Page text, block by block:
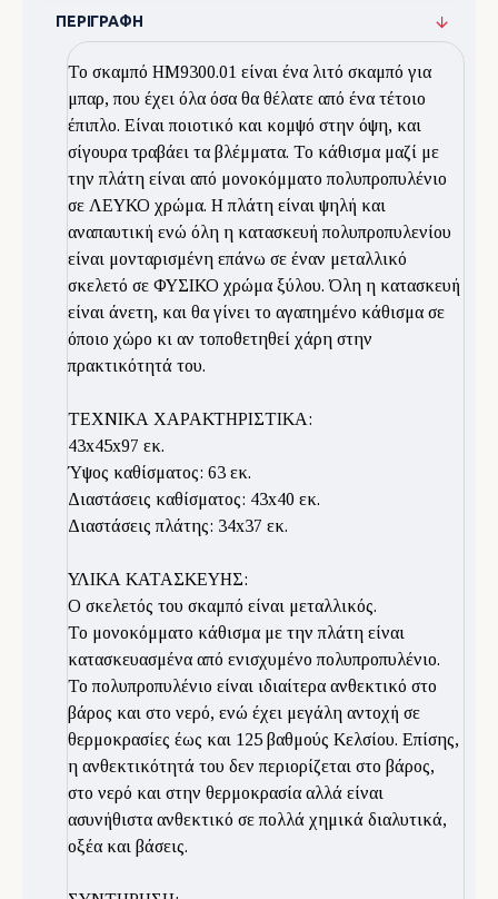
ΠΕΡΙΓΡΑΦΉ
Το σκαμπό ΗΜ9300.01 είναι ένα λιτό σκαμπό για
μπαρ, που έχει όλα όσα θα θέλατε από ένα τέτοιο
έπιπλο. Είναι ποιοτικό και κομψό στην όψη, και
σίγουρα τραβάει τα βλέμματα. Το κάθισμα μαζί με
την πλάτη είναι από μονοκόμματο πολυπροπυλένιο
σε ΛΕΥΚΟ χρώμα. Η πλάτη είναι ψηλή και
αναπαυτική ενώ όλη η κατασκευή πολυπροπυλενίου
είναι μονταρισμένη επάνω σε έναν μεταλλικό
σκελετό σε ΦΥΣΙΚΟ χρώμα ξύλου. Όλη η κατασκευή
είναι άνετη, και θα γίνει το αγαπημένο κάθισμα σε
όποιο χώρο κι αν τοποθετηθεί χάρη στην
πρακτικότητά του.
ΤΕΧΝΙΚΑ ΧΑΡΑΚΤΗΡΙΣΤΙΚΑ:
43x45x97 εκ.
Ύψος καθίσματος: 63 εκ.
Διαστάσεις καθίσματος: 43x40 εκ.
Διαστάσεις πλάτης: 34x37 εκ.
ΥΛΙΚΑ ΚΑΤΑΣΚΕΥΗΣ:
Ο σκελετός του σκαμπό είναι μεταλλικός.
Το μονοκόμματο κάθισμα με την πλάτη είναι
κατασκευασμένα από ενισχυμένο πολυπροπυλένιο.
Το πολυπροπυλένιο είναι ιδιαίτερα ανθεκτικό στο
βάρος και στο νερό, ενώ έχει μεγάλη αντοχή σε
θερμοκρασίες έως και 125 βαθμούς Κελσίου. Επίσης,
η ανθεκτικότητά του δεν περιορίζεται στο βάρος,
στο νερό και στην θερμοκρασία αλλά είναι
ασυνήθιστα ανθεκτικό σε πολλά χημικά διαλυτικά,
οξέα και βάσεις.